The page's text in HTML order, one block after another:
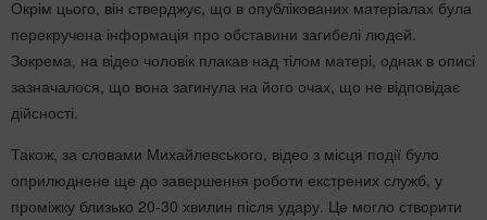
Окрім цього, він стверджує, що в опублікованих матеріалах була
перекручена інформація про обставини загибелі людей.
Зокрема, на відео чоловік плакав над тілом матері, однак в описі
зазначалося, що вона загинула на його очах, що не відповідає
дійсності.
Також, за словами Михайлевського, відео з місця події було
оприлюднене ще до завершення роботи екстрених служб, у
проміжку близько 20-30 хвилин після удару. Це могло створити